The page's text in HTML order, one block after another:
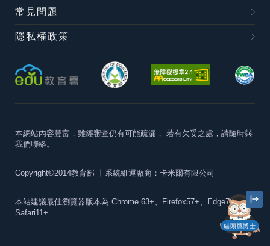
貓頭鷹博士
常見問題
隱私權政策
本網站內容豐富，雖經審查仍有可能疏漏， 若有欠妥之處，請隨時與
我們聯絡。
Copyright©2014教育部 丨系統維運廠商：卡米爾有限公司
本站建議最佳瀏覽器版本為 Chrome 63+、Firefox57+、Edge79+及
Safari11+